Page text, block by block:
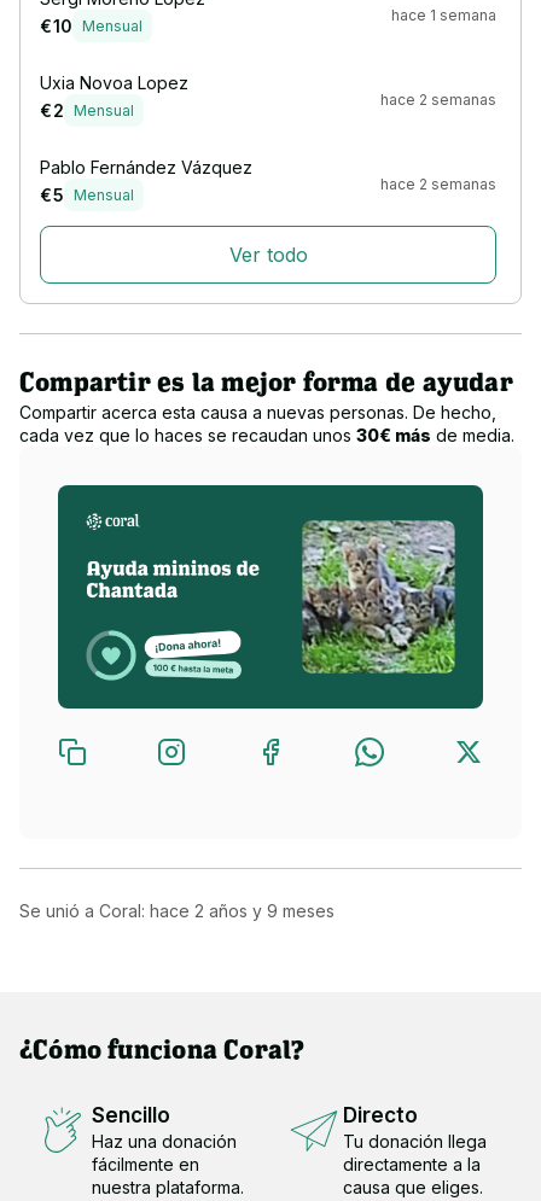
€ 10 Mensual
hace 1 semana
Uxia Novoa Lopez
€ 2 Mensual
hace 2 semanas
Pablo Fernández Vázquez
€ 5 Mensual
hace 2 semanas
Ver todo
Compartir es la mejor forma de ayudar
Compartir acerca esta causa a nuevas personas. De hecho,
cada vez que lo haces se recaudan unos 30€ más de media.
Se unió a Coral: hace 2 años y 9 meses
¿Cómo funciona Coral?
Sencillo
Haz una donación
fácilmente en
nuestra plataforma.
Directo
Tu donación llega
directamente a la
causa que eliges.